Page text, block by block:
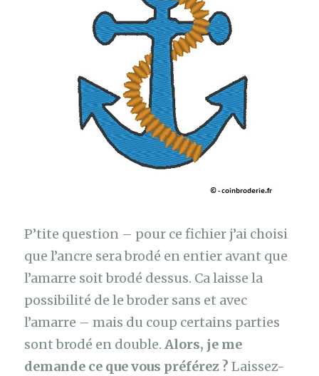
P’tite question – pour ce fichier j’ai choisi
que l’ancre sera brodé en entier avant que
l’amarre soit brodé dessus. Ca laisse la
possibilité de le broder sans et avec
l’amarre – mais du coup certains parties
sont brodé en double.Alors, je me
demande ce que vous préférez ? Laissez-